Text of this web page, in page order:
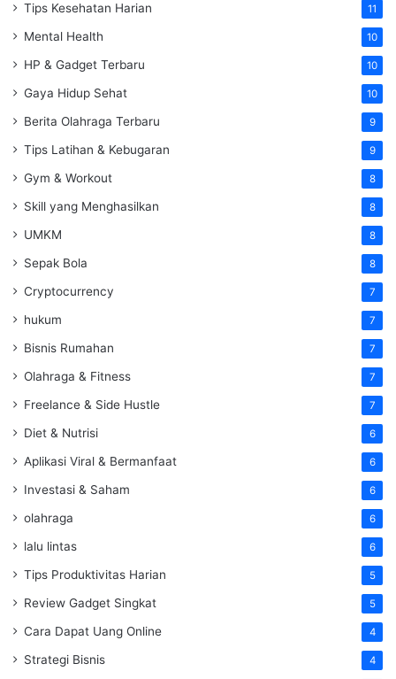
Tips Kesehatan Harian 11
Mental Health 10
HP & Gadget Terbaru 10
Gaya Hidup Sehat 10
Berita Olahraga Terbaru 9
Tips Latihan & Kebugaran 9
Gym & Workout 8
Skill yang Menghasilkan 8
UMKM 8
Sepak Bola 8
Cryptocurrency 7
hukum 7
Bisnis Rumahan 7
Olahraga & Fitness 7
Freelance & Side Hustle 7
Diet & Nutrisi 6
Aplikasi Viral & Bermanfaat 6
Investasi & Saham 6
olahraga 6
lalu lintas 6
Tips Produktivitas Harian 5
Review Gadget Singkat 5
Cara Dapat Uang Online 4
Strategi Bisnis 4